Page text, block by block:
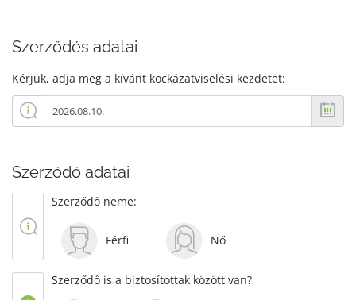
Szerződés adatai
Kérjük, adja meg a kívánt kockázatviselési kezdetet:
Szerződő adatai
Szerződő neme:
Férfi Nő
Szerződő is a biztosítottak között van?